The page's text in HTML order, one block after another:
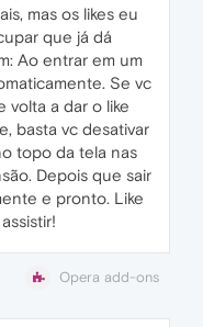
mas os likes eu
que já dá
Ao entrar em um
Se vc
volta a dar o like
basta vc desativar
topo da tela nas
Depois que sair
e pronto. Like
Opera add-ons